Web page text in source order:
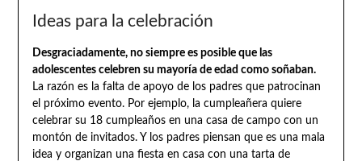
Ideas para la celebración
Desgraciadamente, no siempre es posible que las
adolescentes celebren su mayoría de edad como soñaban.
La razón es la falta de apoyo de los padres que patrocinan
el próximo evento. Por ejemplo, la cumpleañera quiere
celebrar su 18 cumpleaños en una casa de campo con un
montón de invitados. Y los padres piensan que es una mala
idea y organizan una fiesta en casa con una tarta de